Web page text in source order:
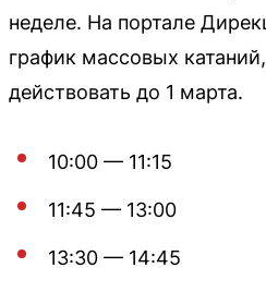
неделе. На портале
график массовых
действовать до 1 марта.
10:00 — 11:15
11:45 — 13:00
13:30 — 14:45